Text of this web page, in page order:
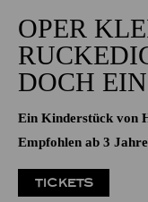
OPER
DOCH
Ein Kinderstück von
Empfohlen ab 3
TICKETS